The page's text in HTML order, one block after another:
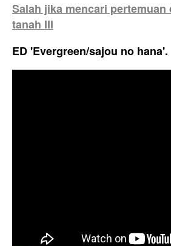
Salah jika mencari pertemuan
tanah III
ED 'Evergreen/sajou no hana'.